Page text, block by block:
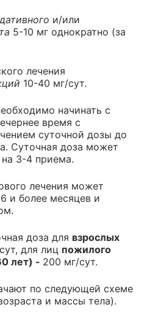
и/или
5-10 мг однократно (за
лечения
10-40 мг/сут.
начинать с
время с
суточной дозы до
Суточная доза может
3-4 приема.
лечения может
и более месяцев и
доза для взрослых
для лиц пожилого
лет) - 200 мг/сут.
по следующей схеме
и массы тела).